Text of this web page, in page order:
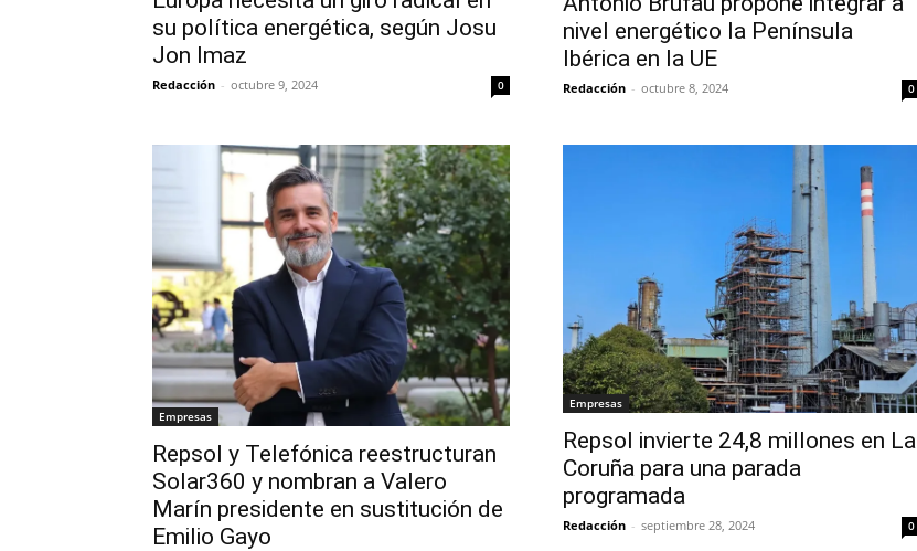
su política energética, según Josu
Jon Imaz
Redacción - octubre 9, 2024 0
nivel energético la Península
Ibérica en la UE
Redacción - octubre 8, 2024 0
Empresas
Repsol y Telefónica reestructuran
Solar360 y nombran a Valero
Marín presidente en sustitución de
Emilio Gayo
Empresas
Repsol invierte 24,8 millones en La
Coruña para una parada
programada
Redacción - septiembre 28, 2024 0